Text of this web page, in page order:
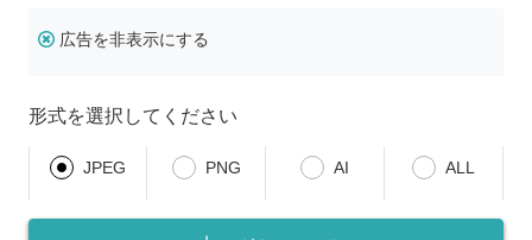
広告を非表示にする
形式を選択してください
JPEG PNG AI ALL